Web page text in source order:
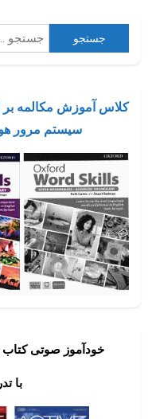
برای:
کلاس آموزش مکالمه
سیستم مرور
خودآموز صوتی
با